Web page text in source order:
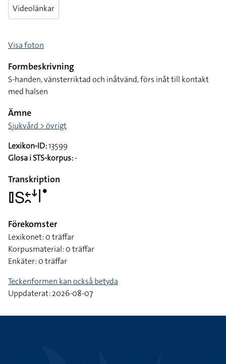
Videolänkar
Visa foton
Formbeskrivning
S-handen, vänsterriktad och inåtvänd, förs inåt till kontakt
med halsen
Ämne
Sjukvård > övrigt
Lexikon-ID:13599
Glosa i STS-korpus:-
Transkription
􌤞􌥅􌥓􌥘􌦄􌥼􌤟
Förekomster
Lexikonet: 0 träffar
Korpusmaterial: 0 träffar
Enkäter: 0 träffar
Teckenformen kan också betyda
Uppdaterat: 2026-08-07